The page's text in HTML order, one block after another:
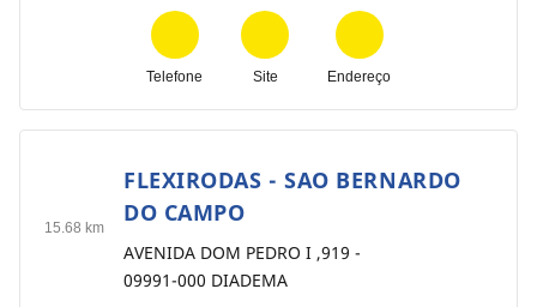
Telefone Site Endereço
15.68 km
FLEXIRODAS - SAO BERNARDO
DO CAMPO
AVENIDA DOM PEDRO I ,919 -
09991-000 DIADEMA